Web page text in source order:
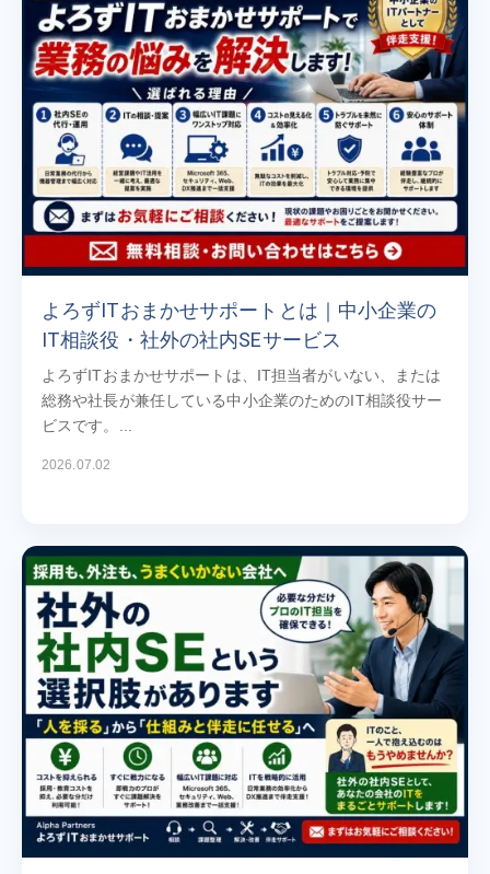
よろずITおまかせサポートとは｜中小企業の
IT相談役・社外の社内SEサービス
よろずITおまかせサポートは、IT担当者がいない、または
総務や社長が兼任している中小企業のためのIT相談役サー
ビスです。...
2026.07.02